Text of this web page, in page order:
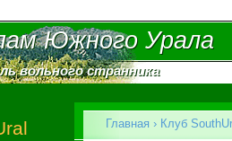
Южного Урала
Южного Урала
вольного странника
вольного странника
Главная › Клуб